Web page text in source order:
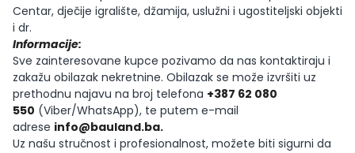
Centar, dječije igralište, džamija, uslužni i ugostiteljski objekti
i dr.
Informacije:
Sve zainteresovane kupce pozivamo da nas kontaktiraju i
zakažu obilazak nekretnine. Obilazak se može izvršiti uz
prethodnu najavu na broj telefona +387 62 080
550 (Viber/WhatsApp), te putem e-mail
adrese info@bauland.ba.
Uz našu stručnost i profesionalnost, možete biti sigurni da